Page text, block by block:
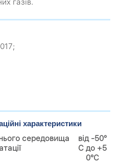
газів.
характеристики
середовища
від -50°
С до +5
0°С